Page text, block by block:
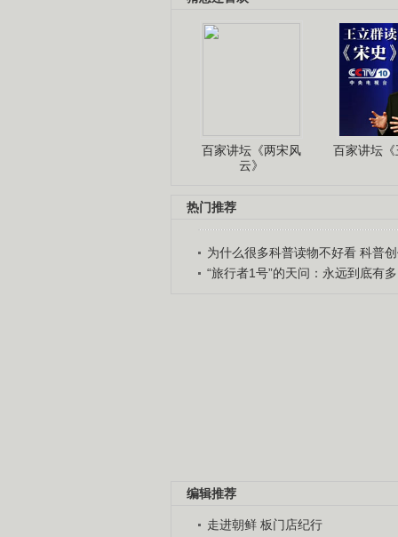
百家讲坛《两宋风
云》
百家讲坛《
热门推荐
为什么很多科普读物不好看 科普创
“旅行者1号”的天问：永远到底有多
编辑推荐
走进朝鲜 板门店纪行